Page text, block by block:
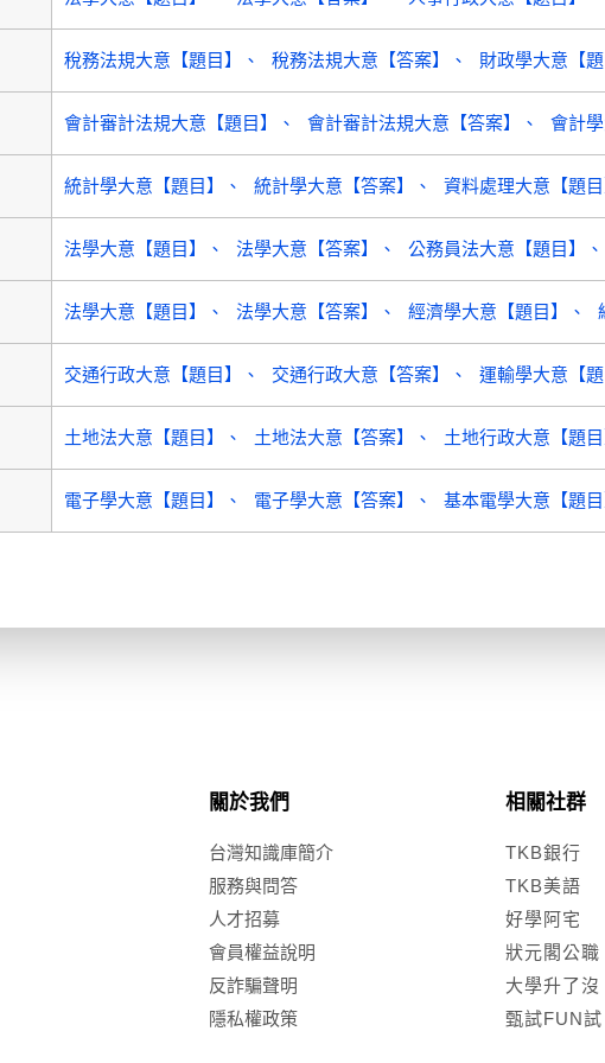
稅務法規大意【題目】 稅務法規大意【答案】 財政學大意【
會計審計法規大意【題目】 會計審計法規大意【答案】 會計
統計學大意【題目】 統計學大意【答案】 資料處理大意【題
法學大意【題目】 法學大意【答案】 公務員法大意【題目】
法學大意【題目】 法學大意【答案】 經濟學大意【題目】
交通行政大意【題目】 交通行政大意【答案】 運輸學大意【
土地法大意【題目】 土地法大意【答案】 土地行政大意【題
電子學大意【題目】 電子學大意【答案】 基本電學大意【題
關於我們
台灣知識庫簡介
服務與問答
人才招募
會員權益說明
反詐騙聲明
隱私權政策
相關社群
TKB銀行
TKB美語
好學阿宅
狀元閣公職
大學升了沒
甄試FUN試